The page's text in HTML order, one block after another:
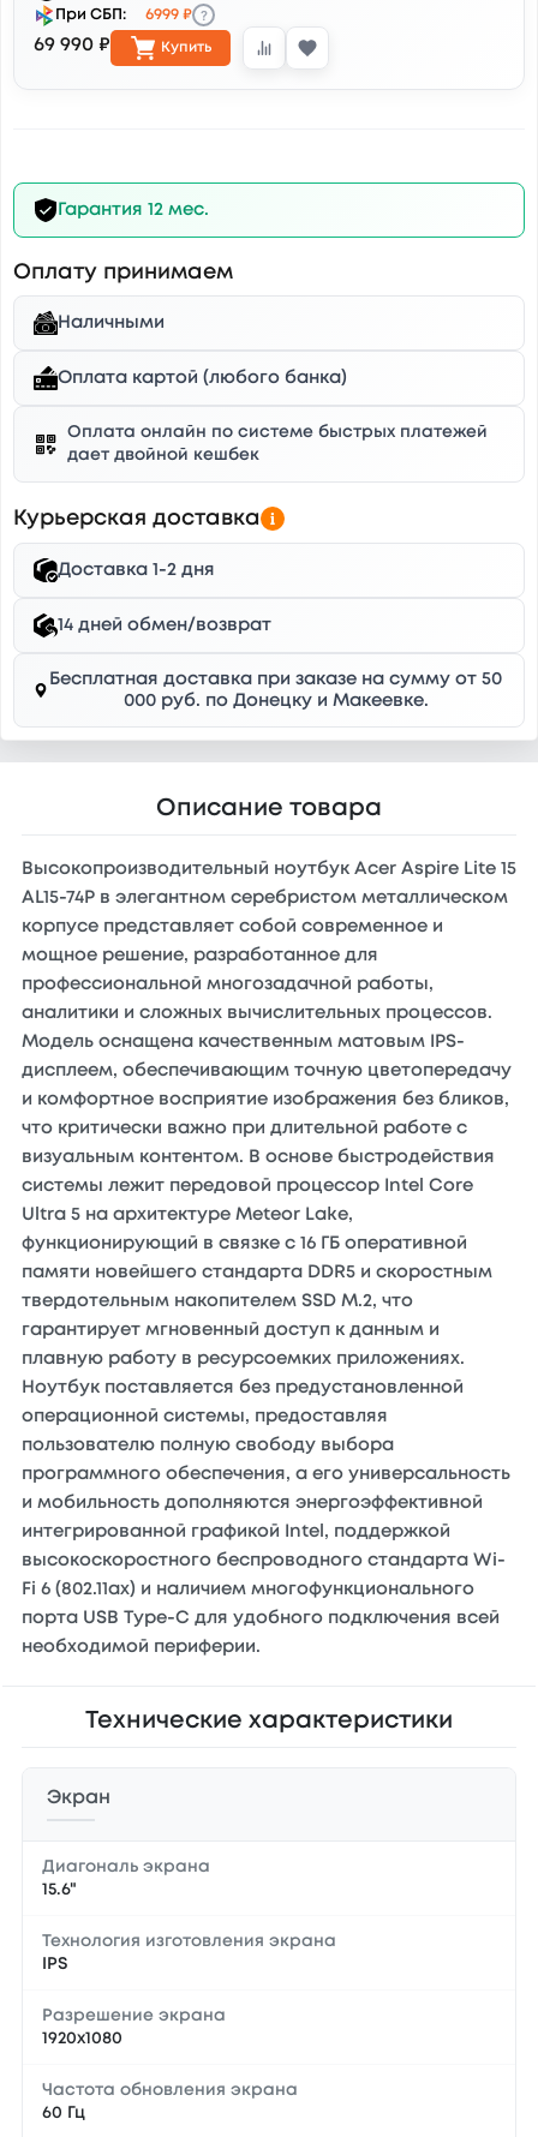
При СБП:
6999 ₽ ?
69 990 ₽ Купить
Гарантия 12 мес.
Оплату принимаем
Наличными
Оплата картой (любого банка)
Оплата онлайн по системе быстрых платежей
дает двойной кешбек
Курьерская доставка
Доставка 1-2 дня
14 дней обмен/возврат
Бесплатная доставка при заказе на сумму от 50
000 руб. по Донецку и Макеевке.
Описание товара
Высокопроизводительный ноутбук Acer Aspire Lite 15
AL15-74P в элегантном серебристом металлическом
корпусе представляет собой современное и
мощное решение, разработанное для
профессиональной многозадачной работы,
аналитики и сложных вычислительных процессов.
Модель оснащена качественным матовым IPS-
дисплеем, обеспечивающим точную цветопередачу
и комфортное восприятие изображения без бликов,
что критически важно при длительной работе с
визуальным контентом. В основе быстродействия
системы лежит передовой процессор Intel Core
Ultra 5 на архитектуре Meteor Lake,
функционирующий в связке с 16 ГБ оперативной
памяти новейшего стандарта DDR5 и скоростным
твердотельным накопителем SSD M.2, что
гарантирует мгновенный доступ к данным и
плавную работу в ресурсоемких приложениях.
Ноутбук поставляется без предустановленной
операционной системы, предоставляя
пользователю полную свободу выбора
программного обеспечения, а его универсальность
и мобильность дополняются энергоэффективной
интегрированной графикой Intel, поддержкой
высокоскоростного беспроводного стандарта Wi-
Fi 6 (802.11ax) и наличием многофункционального
порта USB Type-C для удобного подключения всей
необходимой периферии.
Технические характеристики
Экран
Диагональ экрана
15.6"
Технология изготовления экрана
IPS
Разрешение экрана
1920x1080
Частота обновления экрана
60 Гц